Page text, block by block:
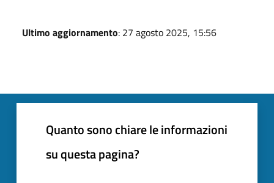
Ultimo aggiornamento: 27 agosto 2025, 15:56
Quanto sono chiare le informazioni
su questa pagina?